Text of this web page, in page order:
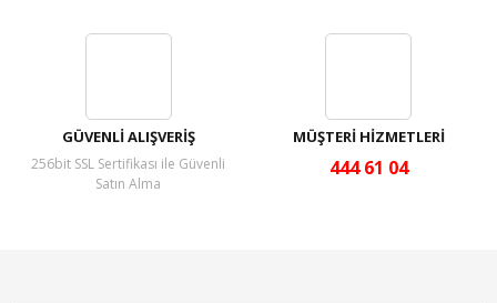
GÜVENLİ ALIŞVERİŞ
256bit SSL Sertifikası ile Güvenli
Satın Alma
MÜŞTERİ HİZMETLERİ
444 61 04